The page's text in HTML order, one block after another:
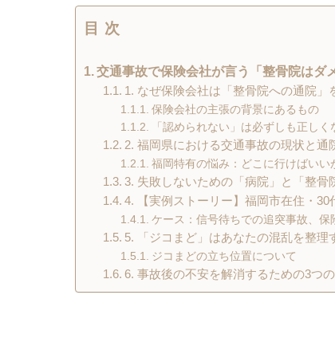
目次
交通事故で保険会社が言う「整骨院はダ
1. なぜ保険会社は「整骨院への通院」
保険会社の主張の背景にあるもの
「認められない」は必ずしも正しく
2. 福岡県における交通事故の現状と通
福岡特有の悩み：どこに行けばいい
3. 失敗しないための「病院」と「整骨
4. 【実例ストーリー】福岡市在住・
ケース：信号待ちでの追突事故、
5. 「ジコまど」はあなたの混乱を整理
ジコまどの立ち位置について
6. 事故後の不安を解消するための3つ